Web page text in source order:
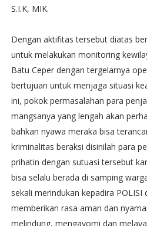
S.I.K, MIK.
Dengan aktifitas tersebut diatas
untuk melakukan monitoring
Batu Ceper dengan tergelarnya
bertujuan untuk menjaga situasi
ini, pokok permasalahan para
mangsanya yang lengah akan
bahkan nyawa meraka bisa
kriminalitas beraksi disinilah para
prihatin dengan sutuasi tersebut
bisa selalu berada di samping
sekali merindukan kepadira POLISI
memberikan rasa aman dan
melindung, mengayomi dan